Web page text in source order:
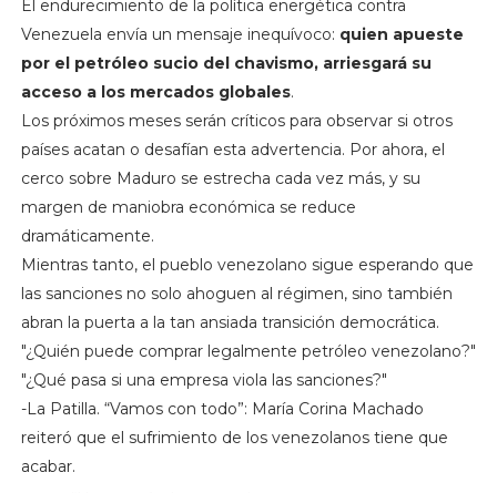
El endurecimiento de la política energética contra
Venezuela envía un mensaje inequívoco: quien apueste
por el petróleo sucio del chavismo, arriesgará su
acceso a los mercados globales.
Los próximos meses serán críticos para observar si otros
países acatan o desafían esta advertencia. Por ahora, el
cerco sobre Maduro se estrecha cada vez más, y su
margen de maniobra económica se reduce
dramáticamente.
Mientras tanto, el pueblo venezolano sigue esperando que
las sanciones no solo ahoguen al régimen, sino también
abran la puerta a la tan ansiada transición democrática.
"¿Quién puede comprar legalmente petróleo venezolano?"
"¿Qué pasa si una empresa viola las sanciones?"
-La Patilla. “Vamos con todo”: María Corina Machado
reiteró que el sufrimiento de los venezolanos tiene que
acabar.